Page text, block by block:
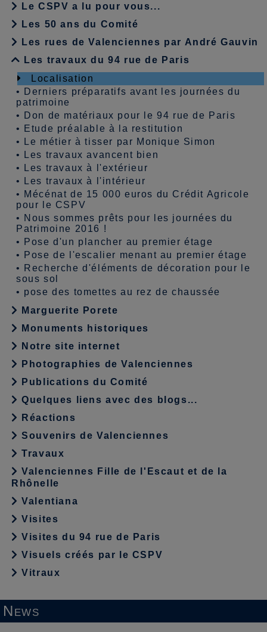
Le CSPV a lu pour vous...
Les 50 ans du Comité
Les rues de Valenciennes par André Gauvin
Les travaux du 94 rue de Paris
Localisation
•
Derniers préparatifs avant les journées du
patrimoine
•
Don de matériaux pour le 94 rue de Paris
•
Etude préalable à la restitution
•
Le métier à tisser par Monique Simon
•
Les travaux avancent bien
•
Les travaux à l'extérieur
•
Les travaux à l'intérieur
• Mécénat de 15 000 euros du Crédit Agricole
pour le CSPV
• Nous sommes prêts pour les journées du
Patrimoine 2016 !
•
Pose d'un plancher au premier étage
•
Pose de l'escalier menant au premier étage
•
Recherche d'éléments de décoration pour le
sous sol
• pose des tomettes au rez de chaussée
Marguerite Porete
Monuments historiques
Notre site internet
Photographies de Valenciennes
Publications du Comité
Quelques liens avec des blogs...
Réactions
Souvenirs de Valenciennes
Travaux
Valenciennes Fille de l'Escaut et de la
Rhônelle
Valentiana
Visites
Visites du 94 rue de Paris
Visuels créés par le CSPV
Vitraux
News